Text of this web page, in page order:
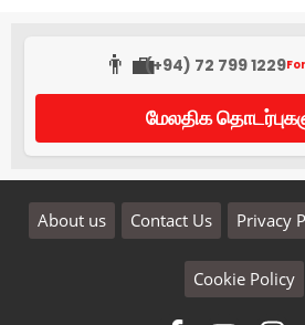
👨‍💼(+94) 72 799 1229
மேலதிக
About us Contact Us Privacy
Cookie Policy